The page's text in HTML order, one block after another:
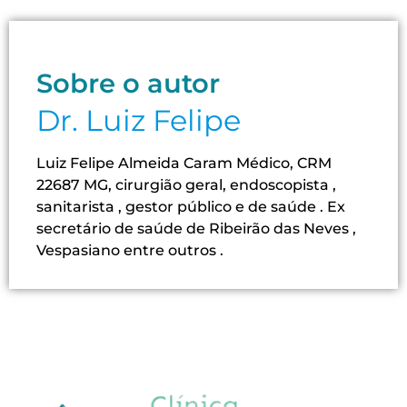
Sobre o autor
Dr. Luiz Felipe
Luiz Felipe Almeida Caram Médico, CRM
22687 MG, cirurgião geral, endoscopista ,
sanitarista , gestor público e de saúde . Ex
secretário de saúde de Ribeirão das Neves ,
Vespasiano entre outros .